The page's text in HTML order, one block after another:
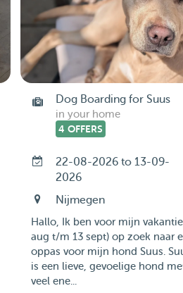
Dog Boarding for Suus
in your home
4 OFFERS
22-08-2026 to 13-09-
2026
Nijmegen
Hallo, Ik ben voor mijn
aug t/m 13 sept) op zoek naar
oppas voor mijn hond Suus.
is een lieve, gevoelige hond
veel ene...